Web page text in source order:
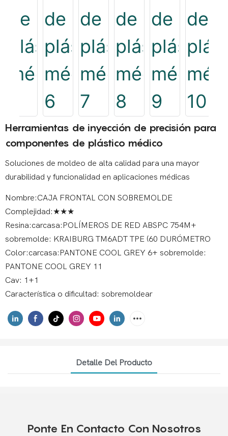
Herramientas de inyección de precisión para
componentes de plástico médico
Soluciones de moldeo de alta calidad para una mayor
durabilidad y funcionalidad en aplicaciones médicas
Nombre:CAJA FRONTAL CON SOBREMOLDE
Complejidad:★★★
Resina:carcasa:POLÍMEROS DE RED ABSPC 754M+
sobremolde: KRAIBURG TM6ADT TPE (60 DURÓMETRO
Color:carcasa:PANTONE COOL GREY 6+ sobremolde:
PANTONE COOL GREY 11
Cav: 1+1
Característica o dificultad: sobremoldear
Detalle Del Producto
Ponte En Contacto Con Nosotros